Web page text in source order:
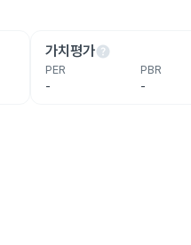
가치평가help
PER
-
PBR
-